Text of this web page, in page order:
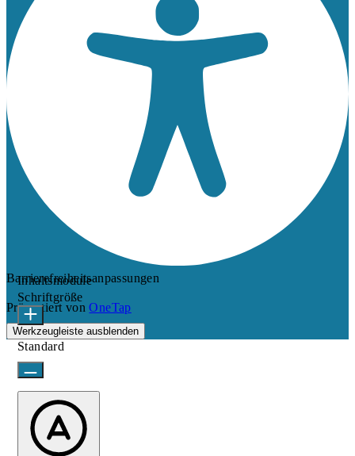
Barrierefreiheitsanpassungen
Präsentiert vonOneTap
Werkzeugleiste ausblenden
Inhaltsmodule
Schriftgröße
Standard